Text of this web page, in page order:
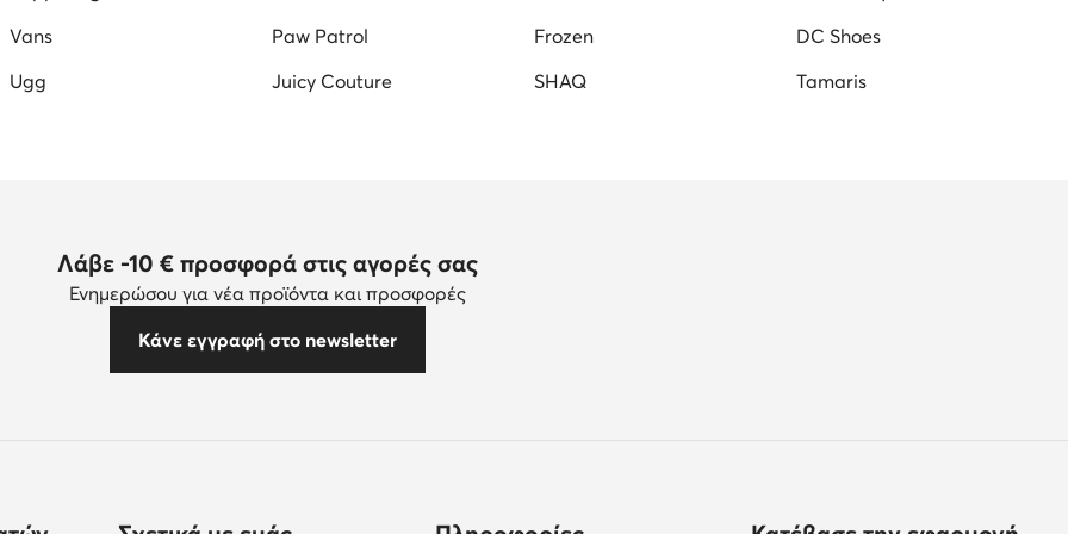
Vans
Paw Patrol Frozen
DC Shoes
Ugg
Juicy Couture SHAQ Tamaris
Λάβε -10 € προσφορά στις αγορές σας
Ενημερώσου για νέα προϊόντα και προσφορές
Κάνε εγγραφή στο newsletter